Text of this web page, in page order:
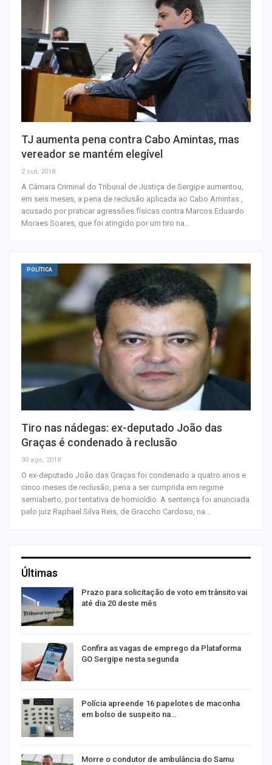
TJ aumenta pena contra Cabo Amintas, mas
vereador se mantém elegível
2 out, 2018
A Câmara Criminal do Tribunal de Justiça de Sergipe aumentou,
em seis meses, a pena de reclusão aplicada ao Cabo Amintas ,
acusado por praticar agressões físicas contra Marcos Eduardo
Moraes Soares, que foi atingido por um tiro na…
POLÍTICA
Tiro nas nádegas: ex-deputado João das
Graças é condenado à reclusão
30 ago, 2018
O ex-deputado João das Graças foi condenado a quatro anos e
cinco meses de reclusão, pena a ser cumprida em regime
semiaberto, por tentativa de homicídio. A sentença foi anunciada
pelo juiz Raphael Silva Reis, de Graccho Cardoso, na…
Últimas
Prazo para solicitação de voto em trânsito vai
até dia 20 deste mês
Confira as vagas de emprego da Plataforma
GO Sergipe nesta segunda
Polícia apreende 16 papelotes de maconha
em bolso de suspeito na…
Morre o condutor de ambulância do Samu